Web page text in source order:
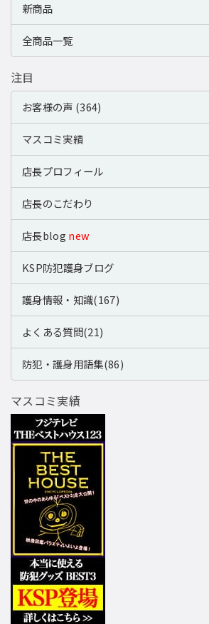
新商品
全商品一覧
注目
お客様の声 (364)
マスコミ実績
店長プロフィール
店長のこだわり
店長blog new
KSP防犯護身ブログ
護身情報・知識(167)
よくある質問(21)
防犯・護身用語集(86)
マスコミ実績